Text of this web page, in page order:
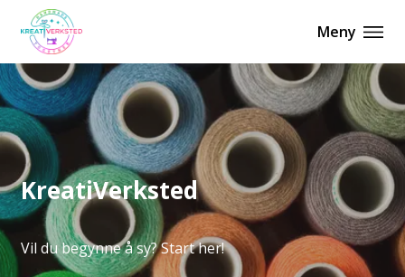
Meny
KreatiVerksted
Vil du begynne å sy? Start her!